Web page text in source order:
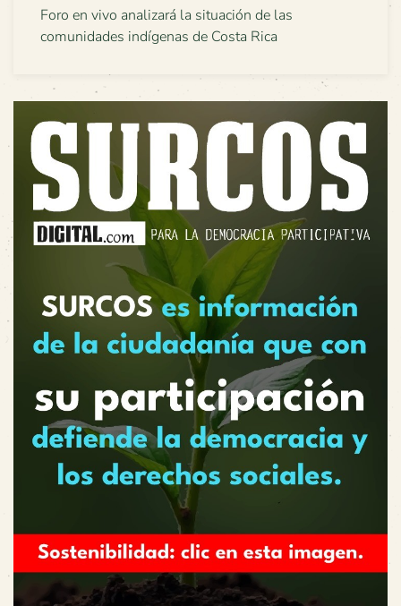
Foro en vivo analizará la situación de las
comunidades indígenas de Costa Rica